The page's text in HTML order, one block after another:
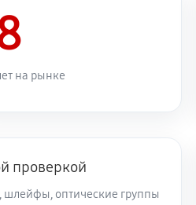
EF-S 18-55mm f/3.5-5.6 DC III
на рынке
проверкой
шлейфы, оптические группы